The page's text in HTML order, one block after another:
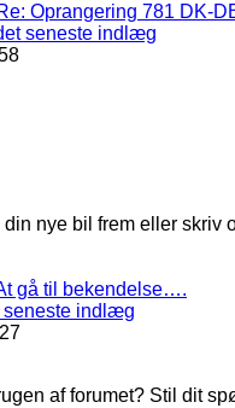
Oprangering 781 DK-
seneste indlæg
nye bil frem eller skriv
gå til bekendelse….
seneste indlæg
af forumet? Stil dit